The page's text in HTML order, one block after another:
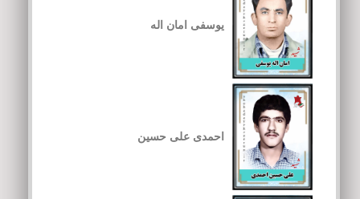
یوسفی امان اله
احمدی علی حسین